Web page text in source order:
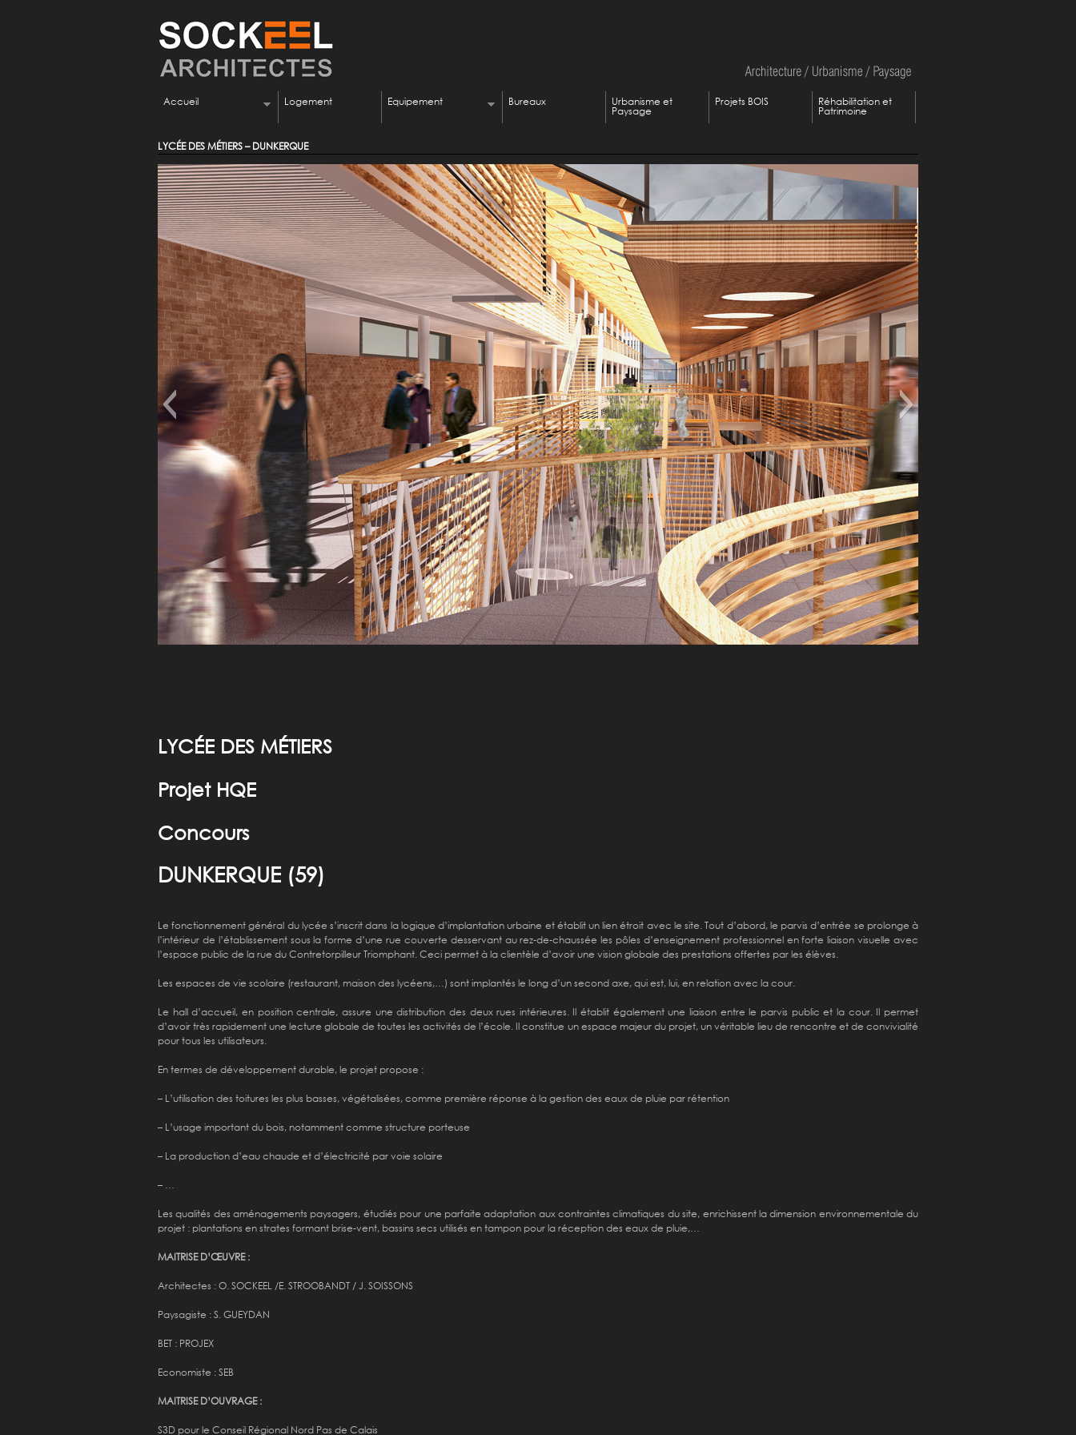
Accueil Logement Equipement Bureaux Urbanisme et
Paysage
Projets BOIS Réhabilitation et
Patrimoine
LYCÉE DES MÉTIERS – DUNKERQUE
LYCÉE DES MÉTIERS
Projet HQE
Concours
DUNKERQUE (59)
Le fonctionnement général du lycée s’inscrit dans la logique d’implantation urbaine et établit un lien étroit avec le site. Tout d’abord, le parvis d’entrée se prolonge à
l’intérieur de l’établissement sous la forme d’une rue couverte desservant au rez-de-chaussée les pôles d’enseignement professionnel en forte liaison visuelle avec
l’espace public de la rue du Contretorpilleur Triomphant. Ceci permet à la clientèle d’avoir une vision globale des prestations offertes par les élèves.
Les espaces de vie scolaire (restaurant, maison des lycéens,…) sont implantés le long d’un second axe, qui est, lui, en relation avec la cour.
Le hall d’accueil, en position centrale, assure une distribution des deux rues intérieures. Il établit également une liaison entre le parvis public et la cour. Il permet
d’avoir très rapidement une lecture globale de toutes les activités de l’école. Il constitue un espace majeur du projet, un véritable lieu de rencontre et de convivialité
pour tous les utilisateurs.
En termes de développement durable, le projet propose :
– L’utilisation des toitures les plus basses, végétalisées, comme première réponse à la gestion des eaux de pluie par rétention
– L’usage important du bois, notamment comme structure porteuse
– La production d’eau chaude et d’électricité par voie solaire
– …
Les qualités des aménagements paysagers, étudiés pour une parfaite adaptation aux contraintes climatiques du site, enrichissent la dimension environnementale du
projet : plantations en strates formant brise-vent, bassins secs utilisés en tampon pour la réception des eaux de pluie,…
MAITRISE D’ŒUVRE :
Architectes : O. SOCKEEL /E. STROOBANDT / J. SOISSONS
Paysagiste : S. GUEYDAN
BET : PROJEX
Economiste : SEB
MAITRISE D’OUVRAGE :
S3D pour le Conseil Régional Nord Pas de Calais